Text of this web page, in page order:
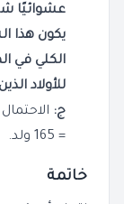
عشوائيًا
يكون هذا
للأولاد
ج:
= 165 ولد.
خاتمة